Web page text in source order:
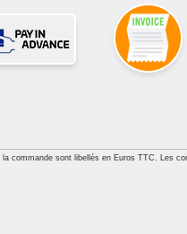
commande sont libellés en Euros TTC. Les